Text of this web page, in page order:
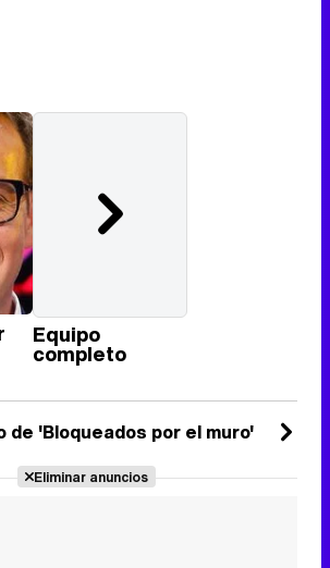
Equipo
completo
de 'Bloqueados por el muro'
Eliminar anuncios